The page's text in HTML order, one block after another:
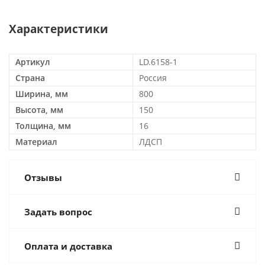
Характеристики
Артикул
LD.6158-1
Страна
Россия
Ширина, мм
800
Высота, мм
150
Толщина, мм
16
Материал
ЛДСП
Отзывы
Задать вопрос
Оплата и доставка